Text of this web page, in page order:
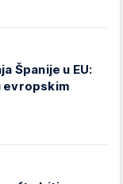
Španije u EU:
evropskim